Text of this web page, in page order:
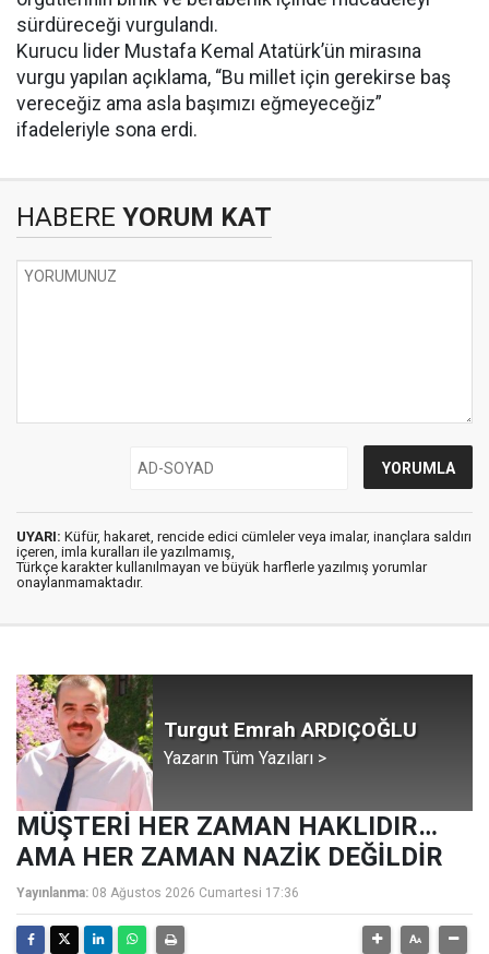
sürdüreceği vurgulandı.
Kurucu lider Mustafa Kemal Atatürk’ün mirasına
vurgu yapılan açıklama, “Bu millet için gerekirse baş
vereceğiz ama asla başımızı eğmeyeceğiz”
ifadeleriyle sona erdi.
HABERE YORUM KAT
UYARI: Küfür, hakaret, rencide edici cümleler veya imalar, inançlara saldırı
içeren, imla kuralları ile yazılmamış,
Türkçe karakter kullanılmayan ve büyük harflerle yazılmış yorumlar
onaylanmamaktadır.
Turgut Emrah ARDIÇOĞLU
Yazarın Tüm Yazıları >
MÜŞTERİ HER ZAMAN HAKLIDIR…
AMA HER ZAMAN NAZİK DEĞİLDİR
Yayınlanma: 08 Ağustos 2026 Cumartesi 17:36